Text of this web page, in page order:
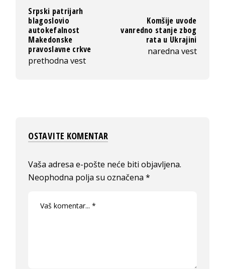
Srpski patrijarh
blagoslovio
autokefalnost
Makedonske
pravoslavne crkve
prethodna vest
Komšije uvode
vanredno stanje zbog
rata u Ukrajini
naredna vest
OSTAVITE KOMENTAR
Vaša adresa e-pošte neće biti objavljena.
Neophodna polja su označena*